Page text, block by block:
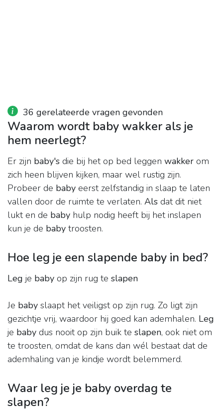
36 gerelateerde vragen gevonden
Waarom wordt baby wakker als je
hem neerlegt?
Er zijn baby's die bij het op bed leggen wakker om
zich heen blijven kijken, maar wel rustig zijn.
Probeer de baby eerst zelfstandig in slaap te laten
vallen door de ruimte te verlaten. Als dat dit niet
lukt en de baby hulp nodig heeft bij het inslapen
kun je de baby troosten.
Hoe leg je een slapende baby in bed?
Leg je baby op zijn rug te slapen
Je baby slaapt het veiligst op zijn rug. Zo ligt zijn
gezichtje vrij, waardoor hij goed kan ademhalen. Leg
je baby dus nooit op zijn buik te slapen, ook niet om
te troosten, omdat de kans dan wél bestaat dat de
ademhaling van je kindje wordt belemmerd.
Waar leg je je baby overdag te
slapen?